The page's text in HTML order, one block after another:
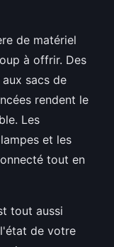
de matériel
à offrir. Des
sacs de
rendent le
Les
et les
tout en
tout aussi
de votre